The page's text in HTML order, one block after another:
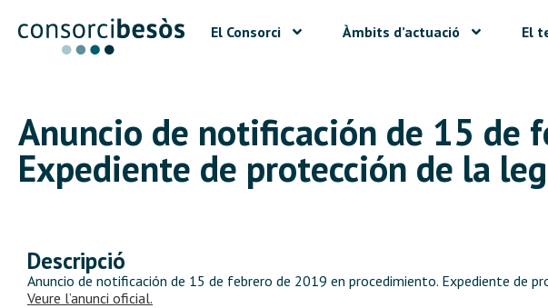
El Consorci Àmbits d’actuació El
Anuncio de notificación de 15 de
Expediente de protección de la
Descripció
Anuncio de notificación de 15 de febrero de 2019 en procedimiento. Expediente de
Veure l’anunci oficial.